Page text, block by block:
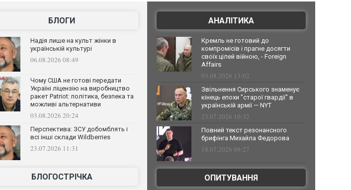
БЛОГИ
Надія лише на культ жінки в
українській культурі
06.08.2026 08:49
Чому США не готові передати
Україні ліцензію на виробництво
ракет Patriot: політика, безпека та
можливі альтернативи
03.08.2026 20:24
Перспектива: ЗСУ добомблять і
всі інші склади Wildberries
23.07.2026 11:31
БЛОГОСТРІЧКА
АНАЛІТИКА
Кремль не готовий до
компромісів і прагне досягти
своїх цілей війною, - Foreign
Affairs
03.08.2026 13:02
Звільнення Сирського знаменує
кінець епохи "старої гвардії" в
українській армії — NYT
23.07.2026 10:32
Повний текст резонансного
брифінга Михайла Федорова
18.07.2026 09:27
ОПИТУВАННЯ